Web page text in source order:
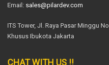
Email: sales@pilardev.com
ITS Tower, Jl. Raya Pasar Minggu
Khusus Ibukota Jakarta
CHAT WITH US !!